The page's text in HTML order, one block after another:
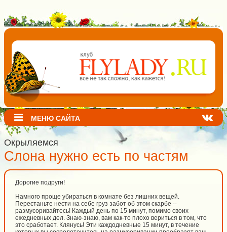
МЕНЮ САЙТА
Окрыляемся
Слона нужно есть по частям
Дорогие подруги!
Намного проще убираться в комнате без лишних вещей.
Перестаньте нести на себе груз забот об этом скарбе --
размусоривайтесь! Каждый день по 15 минут, помимо своих
ежедневных дел. Знаю-знаю, вам как-то плохо вериться в том, что
это сработает. Клянусь! Эти каждодневные 15 минут, в течение